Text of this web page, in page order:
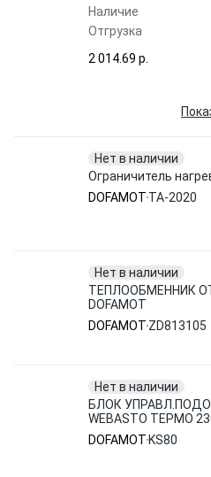
Наличие
Отгрузка
2 014.69 p.
Нет в наличии
Ограничитель
DOFAMOT TA-2020
Нет в наличии
ТЕПЛООБМЕННИК
DOFAMOT
DOFAMOT ZD813105
Нет в наличии
БЛОК
WEBASTO ТЕРМО
DOFAMOT
DOFAMOT KS80